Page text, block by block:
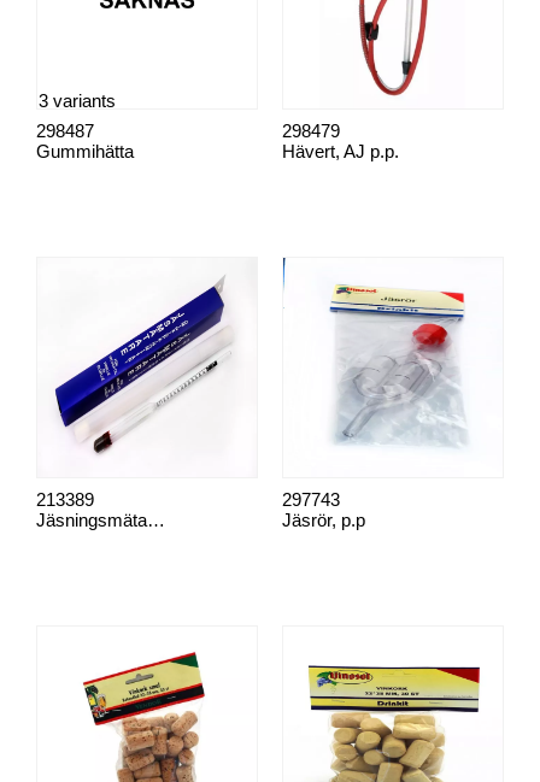
Gummihätta
298487
3 variants
Hävert, AJ p.p.
298479
Jäsningsmätare, p.p
213389
Jäsrör, p.p
297743